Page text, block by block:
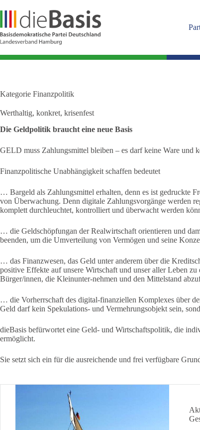
Inhalt
springen
Kategorie Finanzpolitik
Werthaltig, konkret, krisenfest
Die Geldpolitik braucht eine neue Basis
GELD muss Zahlungsmittel bleiben – es darf keine Ware und
Finanzpolitische Unabhängigkeit schaffen bedeutet
… Bargeld als Zahlungsmittel erhalten, denn es ist gedruckte
von Überwachung. Denn digitale Zahlungsvorgänge werden
komplett durchleuchtet, kontrolliert und überwacht werden
… die Geldschöpfungan der Realwirtschaft orientieren und
beenden, um die Umverteilung von Vermögen und seine
… das Finanzwesen, das Geld unter anderem über die
positive Effekte auf unsere Wirtschaft und unser aller Leben
Bürger/innen, die Kleinunter-nehmen und den Mittelstand
… die Vorherrschaft des digital-finanziellen Komplexes über
Geld darf kein Spekulations- und Vermehrungsobjekt sein,
dieBasis befürwortet eine Geld- und Wirtschaftspolitik, die
ermöglicht.
Sie setzt sich ein für die ausreichende und frei verfügbare